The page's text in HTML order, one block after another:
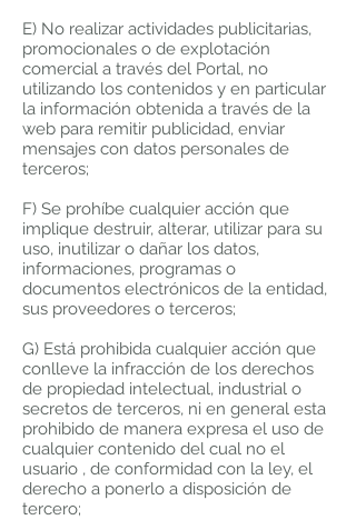
E) No realizar actividades publicitarias,
promocionales o de explotación
comercial a través del Portal, no
utilizando los contenidos y en particular
la información obtenida a través de la
web para remitir publicidad, enviar
mensajes con datos personales de
terceros;
F) Se prohíbe cualquier acción que
implique destruir, alterar, utilizar para su
uso, inutilizar o dañar los datos,
informaciones, programas o
documentos electrónicos de la entidad,
sus proveedores o terceros;
G) Está prohibida cualquier acción que
conlleve la infracción de los derechos
de propiedad intelectual, industrial o
secretos de terceros, ni en general esta
prohibido de manera expresa el uso de
cualquier contenido del cual no el
usuario , de conformidad con la ley, el
derecho a ponerlo a disposición de
tercero;